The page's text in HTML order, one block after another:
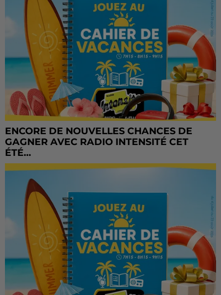
ENCORE DE NOUVELLES CHANCES DE
GAGNER AVEC RADIO INTENSITÉ CET
ÉTÉ...